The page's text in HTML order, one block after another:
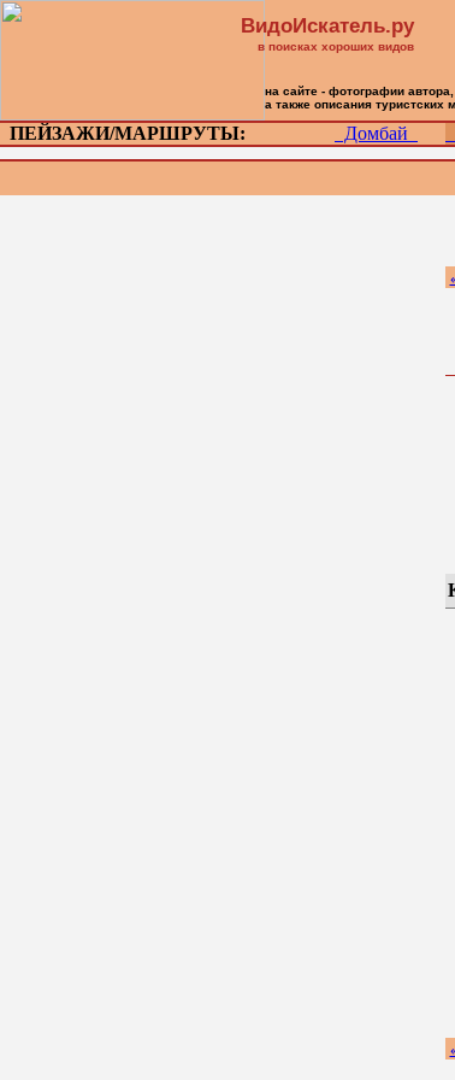
ПЕЙЗАЖИ/МАРШРУТЫ: Домбай
ВидоИскатель.ру
в поисках хороших видов
на сайте - фотографии
а также описания туристских